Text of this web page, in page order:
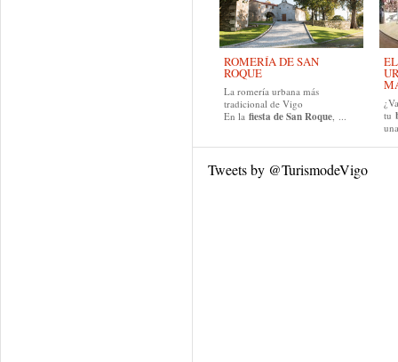
ROMERÍA DE SAN
ROQUE
La romería urbana más
tradicional de Vigo
En la fiesta de San Roque, ...
tu
Tweets by @TurismodeVigo